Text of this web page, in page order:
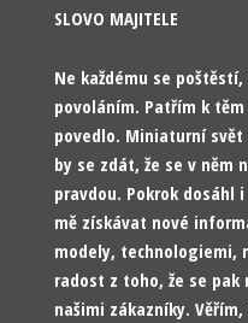
SLOVO MAJITELE
Ne každému se
povoláním. Patřím k
povedlo. Miniaturní
by se zdát, že se v něm
pravdou. Pokrok dosáhl
mě získávat nové
modely, technologiemi,
radost z toho, že se
našimi zákazníky.